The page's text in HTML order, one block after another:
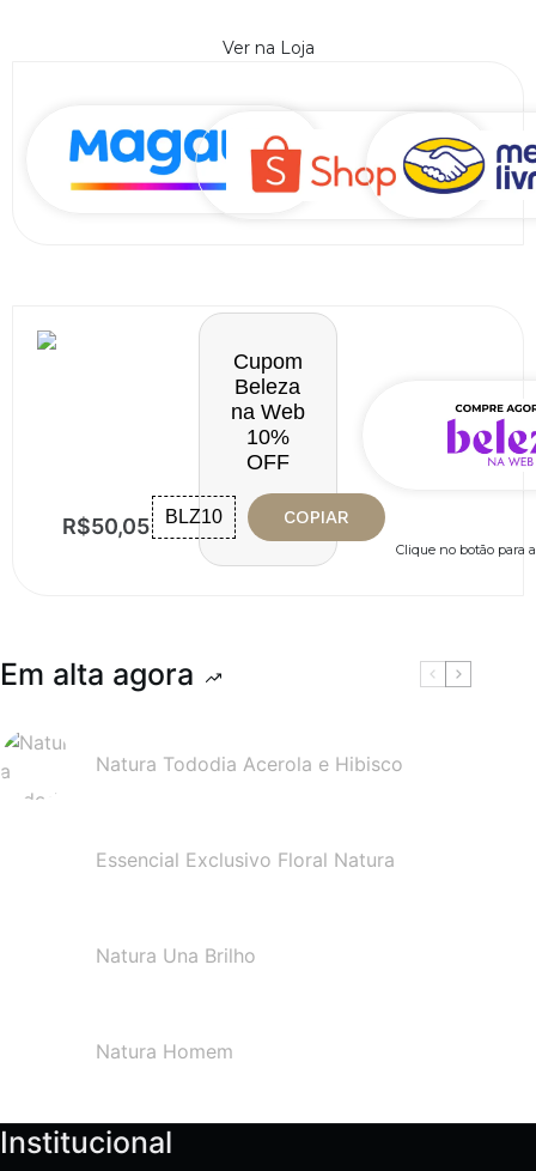
Ver na Loja
R$50,05 R$ 75,82 R$ 10,99
6,90 R$
Cupom
Beleza
na Web
10%
OFF
BLZ10 COPIAR
Clique no botão para
Em alta agora
Natura Tododia Acerola e Hibisco
Essencial Exclusivo Floral Natura
Natura Una Brilho
Natura Homem
Institucional